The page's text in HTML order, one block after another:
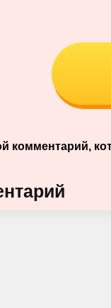
комментарий,